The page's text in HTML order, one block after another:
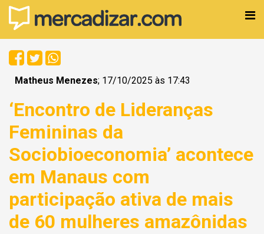
Matheus Menezes; 17/10/2025 às 17:43
‘Encontro de Lideranças
Femininas da
Sociobioeconomia’ acontece
em Manaus com
participação ativa de mais
de 60 mulheres amazônidas